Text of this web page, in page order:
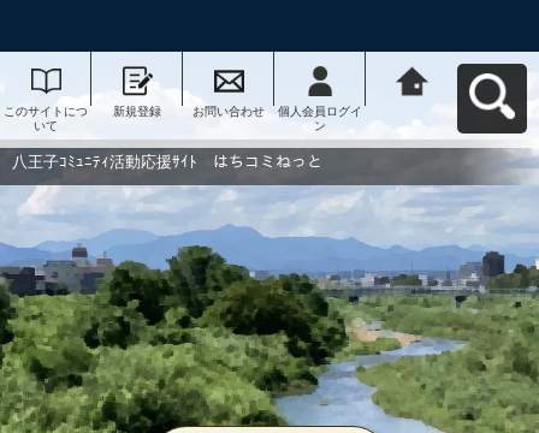
このサイトにつ
いて
新規登録 お問い合わせ
個人会員ログイ
ン
動応援ｻｲﾄ はち
コミねっとへ戻
八王子ｺﾐｭﾆﾃｨ活動応援ｻｲﾄ はちコミねっと